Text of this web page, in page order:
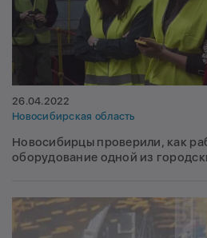
26.04.2022
Новосибирская область
Новосибирцы проверили, как
оборудование одной из